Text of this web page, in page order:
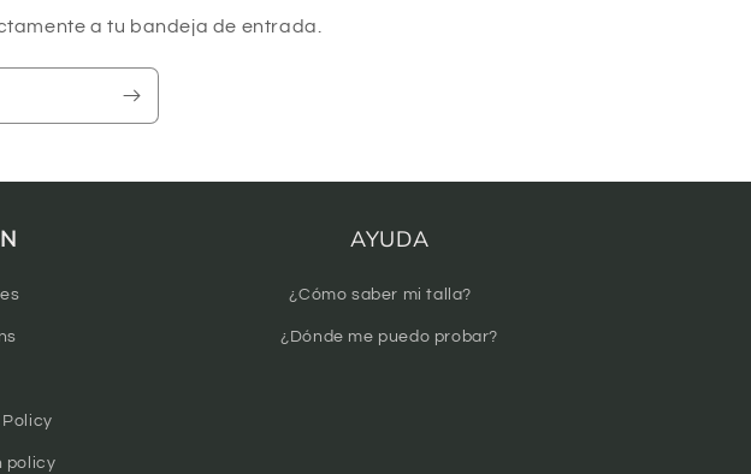
a tu bandeja de entrada.
policy
AYUDA
¿Cómo saber mi talla?
¿Dónde me puedo probar?